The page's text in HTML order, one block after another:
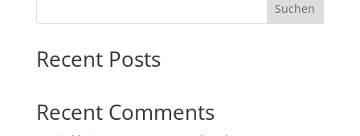
Suchen
Recent Posts
Recent Comments